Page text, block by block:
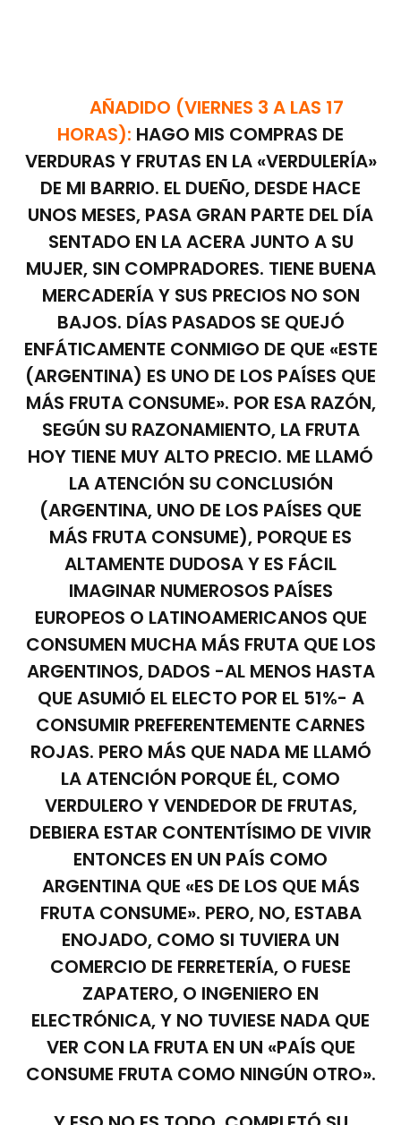
AÑADIDO (VIERNES 3 A LAS 17
HORAS): HAGO MIS COMPRAS DE
VERDURAS Y FRUTAS EN LA «VERDULERÍA»
DE MI BARRIO. EL DUEÑO, DESDE HACE
UNOS MESES, PASA GRAN PARTE DEL DÍA
SENTADO EN LA ACERA JUNTO A SU
MUJER, SIN COMPRADORES. TIENE BUENA
MERCADERÍA Y SUS PRECIOS NO SON
BAJOS. DÍAS PASADOS SE QUEJÓ
ENFÁTICAMENTE CONMIGO DE QUE «ESTE
(ARGENTINA) ES UNO DE LOS PAÍSES QUE
MÁS FRUTA CONSUME». POR ESA RAZÓN,
SEGÚN SU RAZONAMIENTO, LA FRUTA
HOY TIENE MUY ALTO PRECIO. ME LLAMÓ
LA ATENCIÓN SU CONCLUSIÓN
(ARGENTINA, UNO DE LOS PAÍSES QUE
MÁS FRUTA CONSUME), PORQUE ES
ALTAMENTE DUDOSA Y ES FÁCIL
IMAGINAR NUMEROSOS PAÍSES
EUROPEOS O LATINOAMERICANOS QUE
CONSUMEN MUCHA MÁS FRUTA QUE LOS
ARGENTINOS, DADOS -AL MENOS HASTA
QUE ASUMIÓ EL ELECTO POR EL 51%- A
CONSUMIR PREFERENTEMENTE CARNES
ROJAS. PERO MÁS QUE NADA ME LLAMÓ
LA ATENCIÓN PORQUE ÉL, COMO
VERDULERO Y VENDEDOR DE FRUTAS,
DEBIERA ESTAR CONTENTÍSIMO DE VIVIR
ENTONCES EN UN PAÍS COMO
ARGENTINA QUE «ES DE LOS QUE MÁS
FRUTA CONSUME». PERO, NO, ESTABA
ENOJADO, COMO SI TUVIERA UN
COMERCIO DE FERRETERÍA, O FUESE
ZAPATERO, O INGENIERO EN
ELECTRÓNICA, Y NO TUVIESE NADA QUE
VER CON LA FRUTA EN UN «PAÍS QUE
CONSUME FRUTA COMO NINGÚN OTRO».